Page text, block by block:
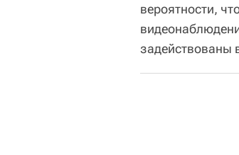
вероятности,
задействованы